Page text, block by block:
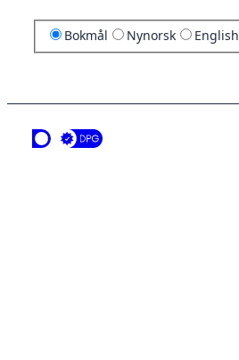
Bokmål Nynorsk English